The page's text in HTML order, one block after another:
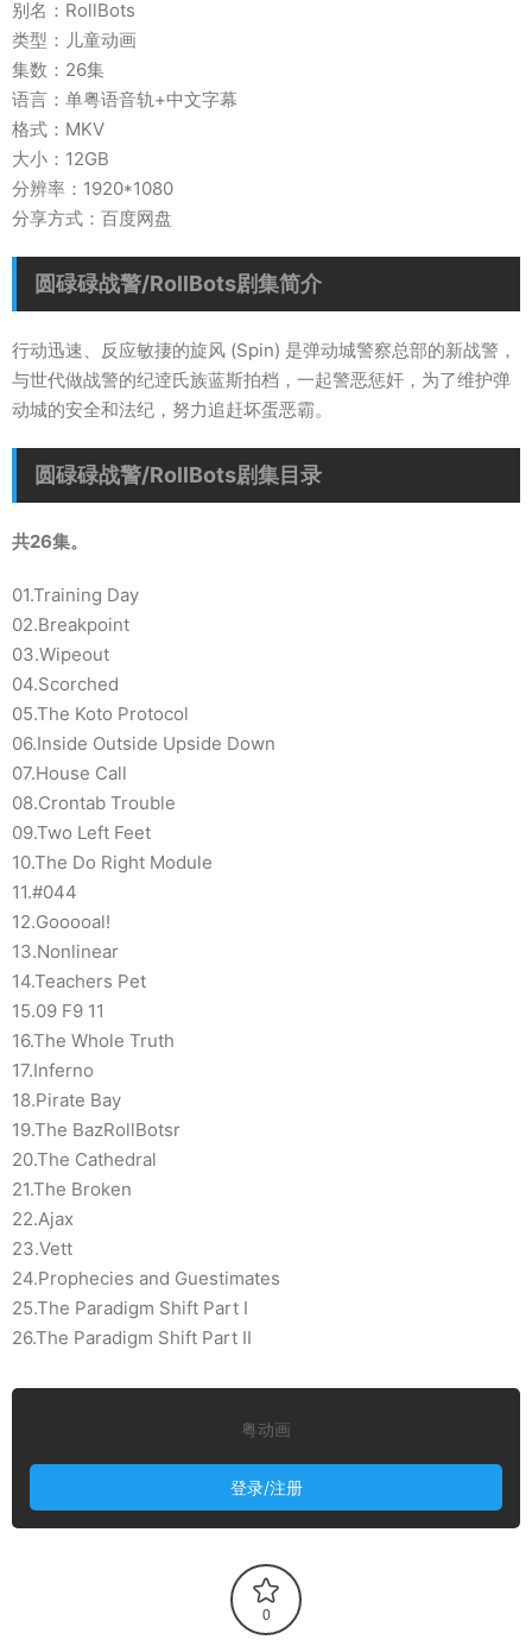
别名：RollBots
类型：儿童动画
集数：26集
语言：单粤语音轨+中文字幕
格式：MKV
大小：12GB
分辨率：1920*1080
分享方式：百度网盘
圆碌碌战警/RollBots剧集简介
行动迅速、反应敏捿的旋风 (Spin) 是弹动城警察总部的新战警，
与世代做战警的纪逹氏族蓝斯拍档，一起警恶惩奸，为了维护弹
动城的安全和法纪，努力追赶坏蛋恶霸。
圆碌碌战警/RollBots剧集目录
共26集。
01.Training Day
02.Breakpoint
03.Wipeout
04.Scorched
05.The Koto Protocol
06.Inside Outside Upside Down
07.House Call
08.Crontab Trouble
09.Two Left Feet
10.The Do Right Module
11.#044
12.Gooooal!
13.Nonlinear
14.Teachers Pet
15.09 F9 11
16.The Whole Truth
17.Inferno
18.Pirate Bay
19.The BazRollBotsr
20.The Cathedral
21.The Broken
22.Ajax
23.Vett
24.Prophecies and Guestimates
25.The Paradigm Shift Part I
26.The Paradigm Shift Part II
粤动画
登录/注册
0